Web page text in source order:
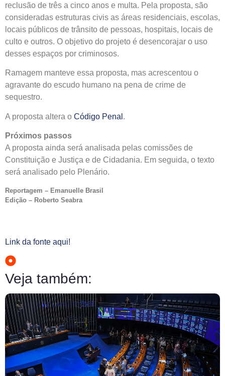
reclusão de três a cinco anos e multa. Pela proposta, são
consideradas estruturas civis as áreas residenciais, escolas,
locais públicos de trânsito de pessoas, hospitais, locais de
culto e outros. O objetivo do projeto é desencorajar o uso
desses espaços por criminosos.
Ramagem manteve essa proposta, mas acrescentou o
agravante do escudo humano na pena de crime de
sequestro.
A proposta altera o Código Penal .
Próximos passos
A proposta ainda será analisada pelas comissões de
Constituição e Justiça e de Cidadania. Em seguida, o texto
será analisado pelo Plenário.
Reportagem – Emanuelle Brasil
Edição – Roberto Seabra
Link da fonte aqui!
Veja também: